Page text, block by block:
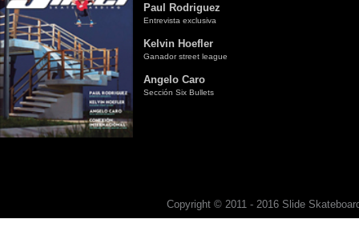
Paul Rodriguez
Entrevista exclusiva
Kelvin Hoefler
Ganador street league
Angelo Caro
Sección Six Bullets
Copyright © 2011 - 2016 Slide